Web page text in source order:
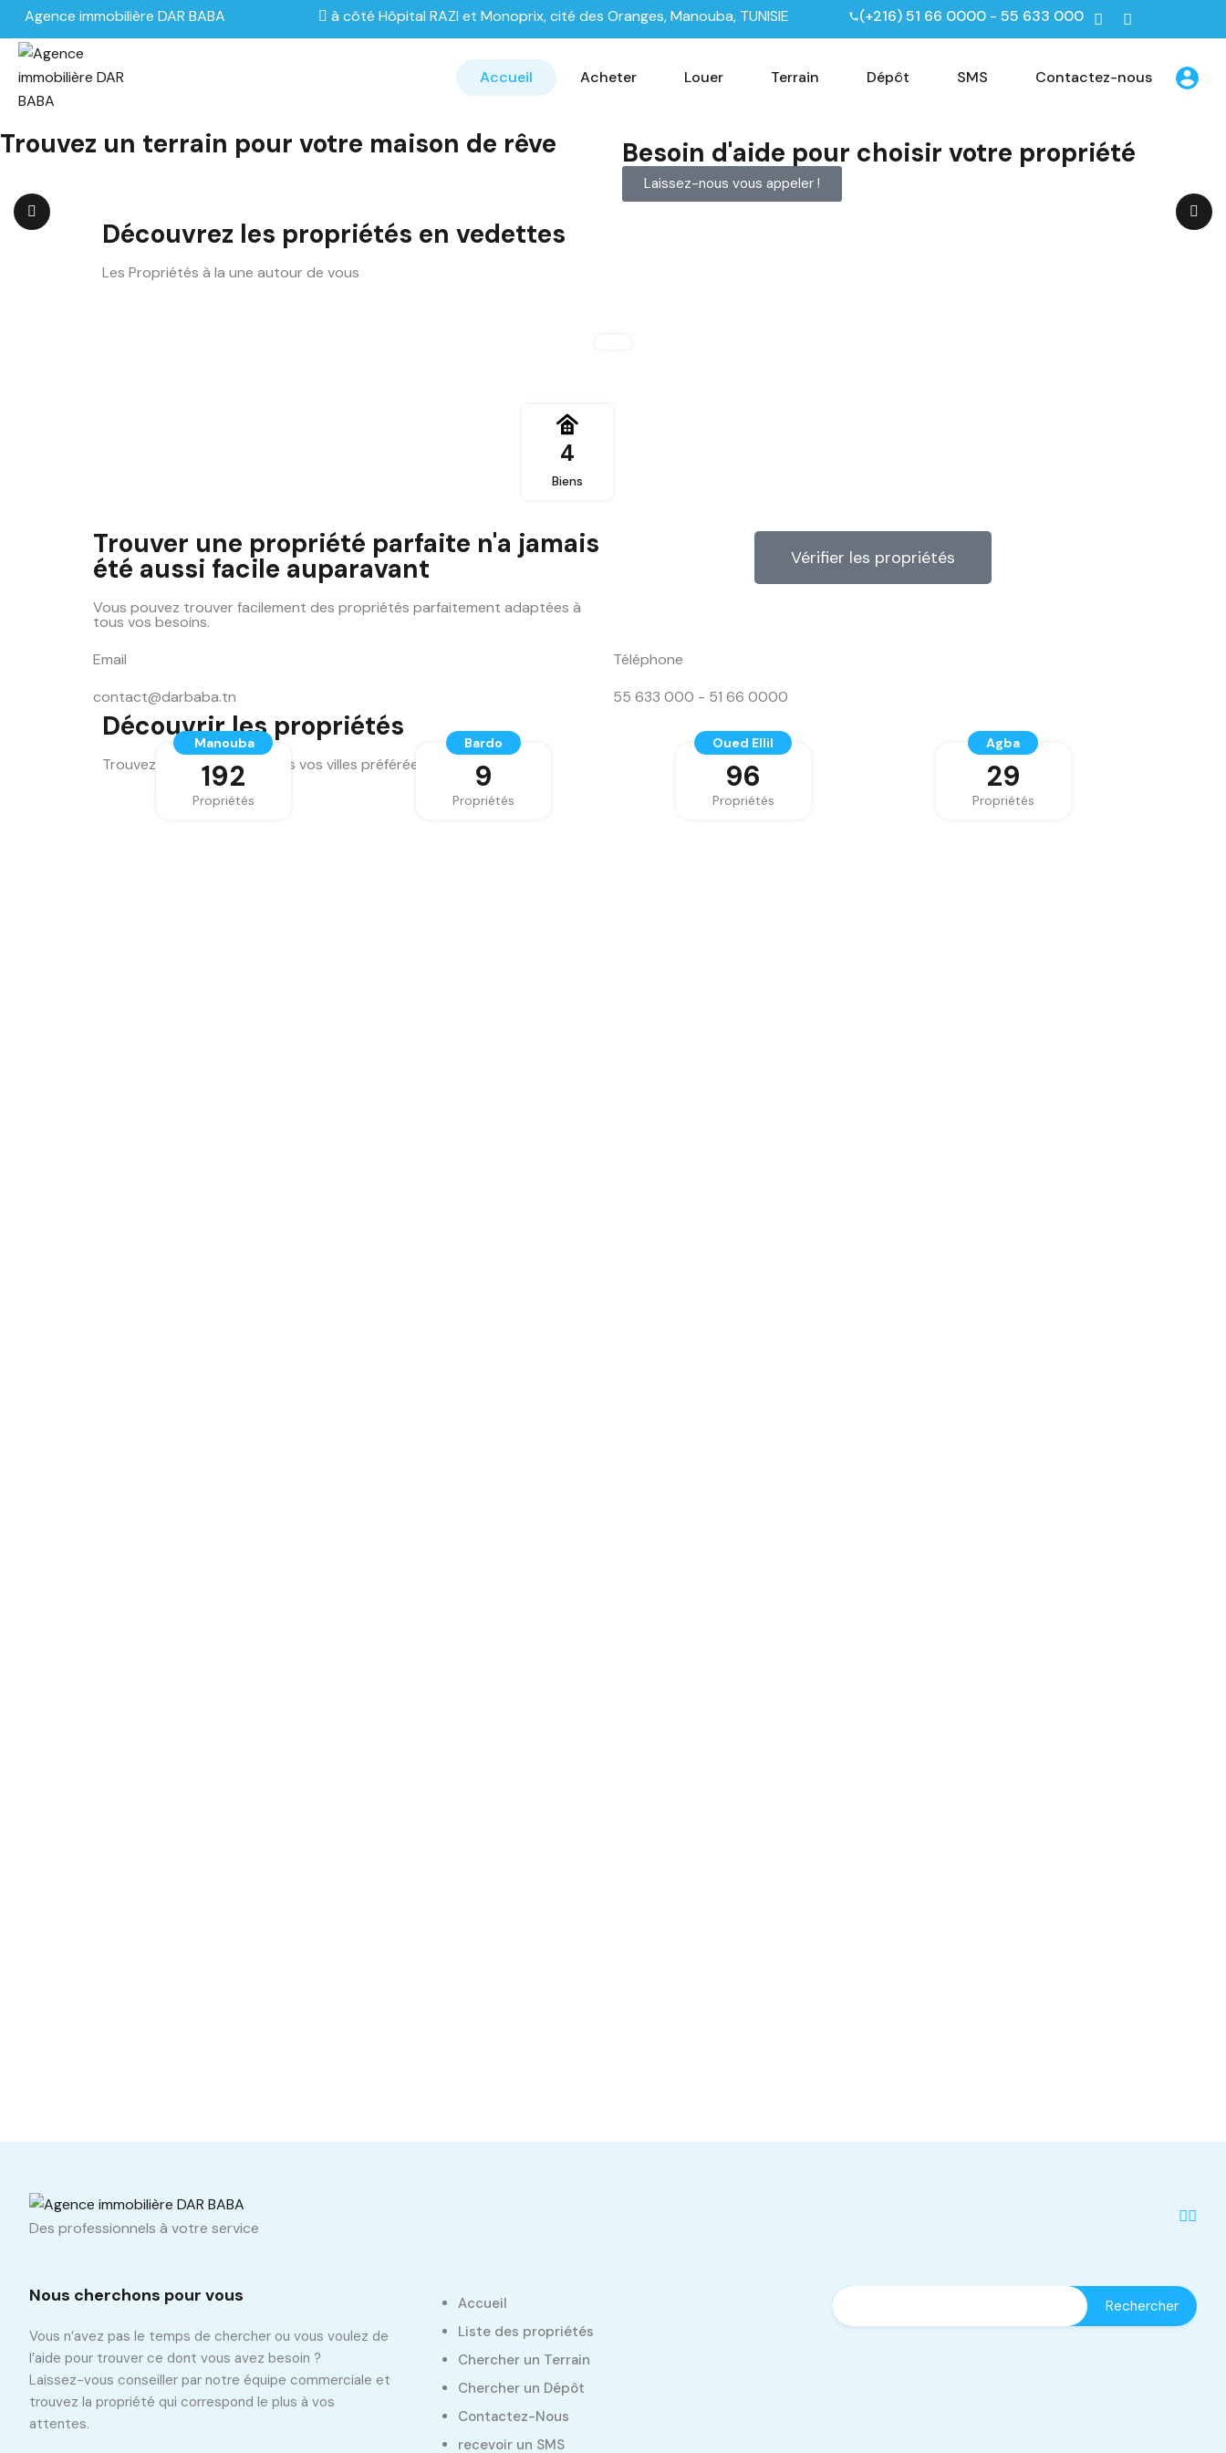
Agence immobilière DAR BABA à côté Hôpital RAZI et Monoprix, cité des Oranges, Manouba, TUNISIE (+216) 51 66 0000 - 55 633 000
Accueil Acheter Louer Terrain Dépôt SMS Contactez-nous
Trouvez un terrain pour votre maison de rêve Besoin d'aide pour choisir votre propriété
Laissez-nous vous appeler !
Découvrez les propriétés en vedettes
Les Propriétés à la une autour de vous
4
Biens
Trouver une propriété parfaite n'a jamais
été aussi facile auparavant
Vous pouvez trouver facilement des propriétés parfaitement adaptées à
tous vos besoins.
Vérifier les propriétés
Email
contact@darbaba.tn
Téléphone
55 633 000 - 51 66 0000
Découvrir les propriétés
Trouvez des propriétés dans vos villes préférées
Manouba
192
Propriétés
Bardo
9
Propriétés
Oued Ellil
96
Propriétés
Agba
29
Propriétés
Des professionnels à votre service
Nous cherchons pour vous
Vous n’avez pas le temps de chercher ou vous voulez de
l’aide pour trouver ce dont vous avez besoin ?
Laissez-vous conseiller par notre équipe commerciale et
trouvez la propriété qui correspond le plus à vos
attentes.
Accueil
Liste des propriétés
Chercher un Terrain
Chercher un Dépôt
Contactez-Nous
recevoir un SMS